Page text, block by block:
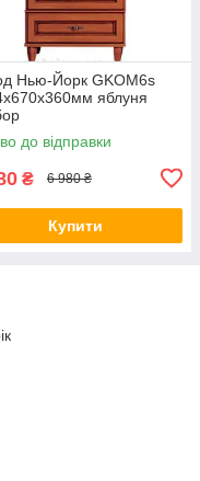
Нью-Йорк GKOM6s
яблуня
до відправки
₴ 6 980 ₴
Купити